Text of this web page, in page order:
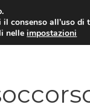
PUBBLICA
consenso all’uso di
nelleimpostazioni